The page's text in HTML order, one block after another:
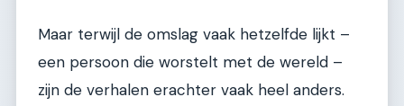
Maar terwijl de omslag vaak hetzelfde lijkt –
een persoon die worstelt met de wereld –
zijn de verhalen erachter vaak heel anders.